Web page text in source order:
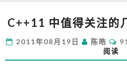
中
得
关
C++11 中值得关注的
2011年08月19日 陈皓
评
论
阅读